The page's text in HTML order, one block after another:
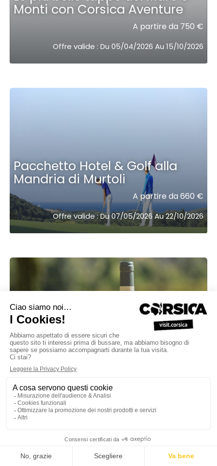
Monti con Corsica Aventure
A partire da 750 €
Offre valide : Du 05/04/2026 Au 15/10/2026
Pacchetto Hotel & Golf alla
Mandria di Murtoli
A partire da 660 €
Offre valide : Du 07/05/2026 Au 22/10/2026
Visita guidata al Domaine
Castellu di Baricci con l'Ufficio
del Turismo di Propriano
Offre valide : Du 05/06/2026 Au 11/09/2026